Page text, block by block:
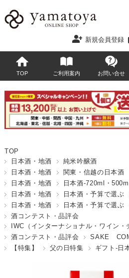
person_add 新規会員登録
TOP ご利用案内 お問い合せ
TOP
日本酒・地酒
純米吟醸酒
日本酒・地酒
関東・信越の日本酒
日本酒・地酒
日本酒-720ml・500ml
日本酒・地酒
日本酒・予算で選ぶ
日本酒・地酒
日本酒・予算で選ぶ
酒コンテスト・品評会
IWC（インターナショナル・ワイン・
酒コンテスト・品評会
SAKE
【特集】
父の日特集 ギフト-日